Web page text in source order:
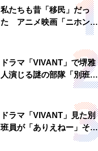
私たちも昔「移民」だっ
た アニメ映画「ニホンジ
ドラマ「VIVANT」で堺雅
人演じる謎の部隊「別班」
は実在する？内情知る人物
ドラマ「VIVANT」見た別
班員が「ありえねー」その
理由とは 非公然組織ゆえ